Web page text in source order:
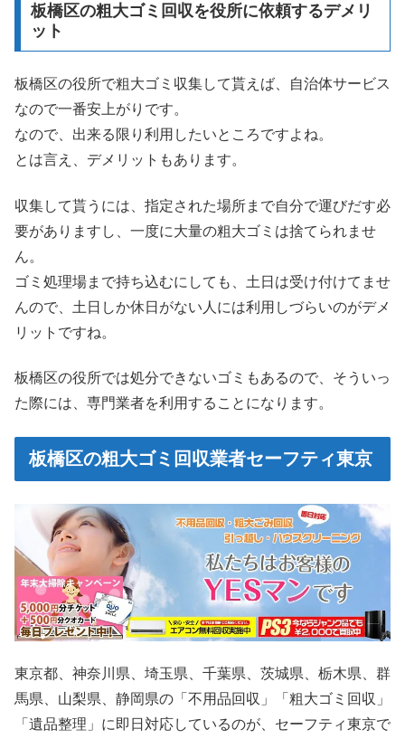
板橋区の粗大ゴミ回収を役所に依頼するデメリ
ット
板橋区の役所で粗大ゴミ収集して貰えば、自治体サービス
なので一番安上がりです。
なので、出来る限り利用したいところですよね。
とは言え、デメリットもあります。
収集して貰うには、指定された場所まで自分で運びだす必
要がありますし、一度に大量の粗大ゴミは捨てられませ
ん。
ゴミ処理場まで持ち込むにしても、土日は受け付けてませ
んので、土日しか休日がない人には利用しづらいのがデメ
リットですね。
板橋区の役所では処分できないゴミもあるので、そういっ
た際には、専門業者を利用することになります。
板橋区の粗大ゴミ回収業者セーフティ東京
東京都、神奈川県、埼玉県、千葉県、茨城県、栃木県、群
馬県、山梨県、静岡県の「不用品回収」「粗大ゴミ回収」
「遺品整理」に即日対応しているのが、セーフティ東京で